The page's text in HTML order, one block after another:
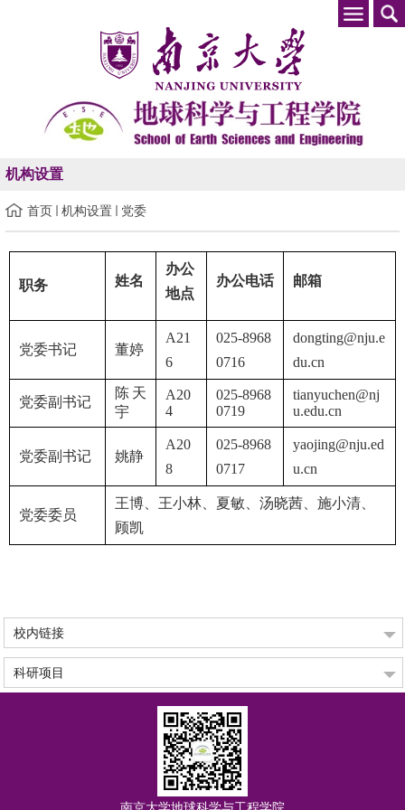
机构设置
首页 机构设置 党委
职务 姓名
办公
地点
办公电话 邮箱
党委书记 董婷
A21
6
025-8968
0716
dongting@nju.e
du.cn
党委副书记
陈天
宇
A20
4
025-8968
0719
tianyuchen@nj
u.edu.cn
党委副书记 姚静
A20
8
025-8968
0717
yaojing@nju.ed
u.cn
党委委员
王博、王小林、夏敏、汤晓茜、施小清、
顾凯
校内链接
科研项目
南京大学地球科学与工程学院